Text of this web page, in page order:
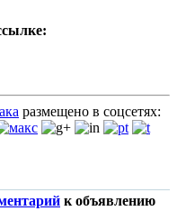
размещено в соцсетях:
к объявлению